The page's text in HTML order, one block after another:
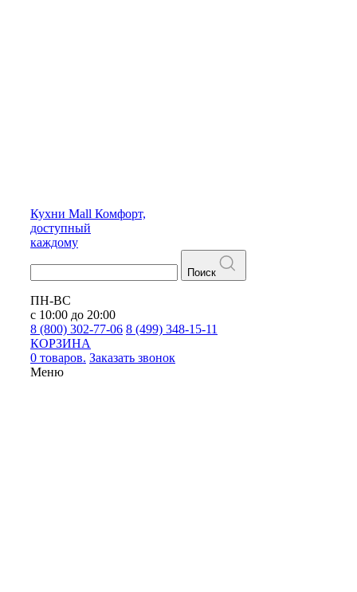
Кухни Mall Комфорт,
доступный
каждому
Поиск
ПН-ВС
с 10:00 до 20:00
8 (800) 302-77-06 8 (499) 348-15-11
КОРЗИНА
0 товаров. Заказать звонок
Меню